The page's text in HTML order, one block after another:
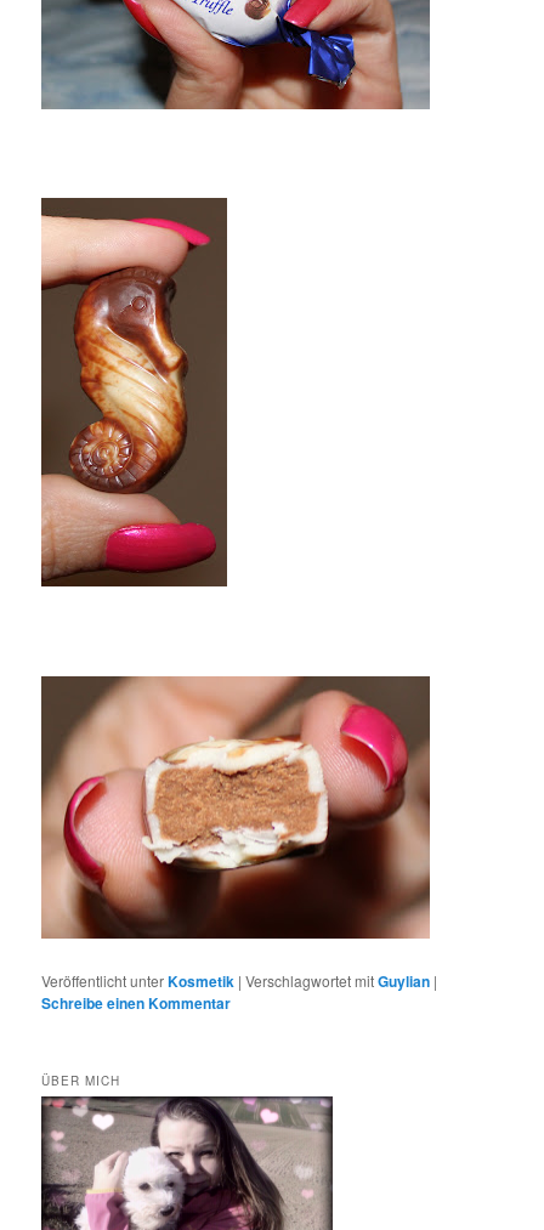
Veröffentlicht unterKosmetik |Verschlagwortet mitGuylian |
Schreibe einen Kommentar
ÜBER MICH